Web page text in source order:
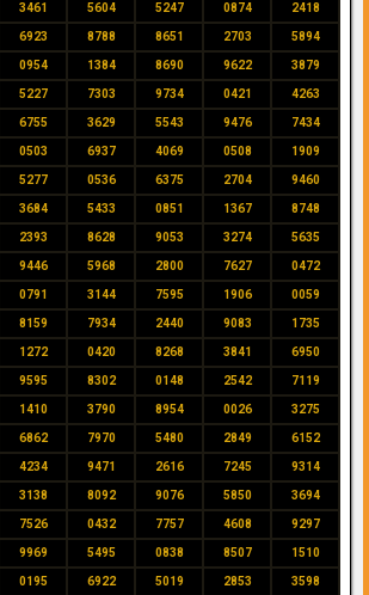
3461 5604 5247 0874 2418
6923 8788 8651 2703 5894
0954 1384 8690 9622 3879
5227 7303 9734 0421 4263
6755 3629 5543 9476 7434
0503 6937 4069 0508 1909
5277 0536 6375 2704 9460
3684 5433 0851 1367 8748
2393 8628 9053 3274 5635
9446 5968 2800 7627 0472
0791 3144 7595 1906 0059
8159 7934 2440 9083 1735
1272 0420 8268 3841 6950
9595 8302 0148 2542 7119
1410 3790 8954 0026 3275
6862 7970 5480 2849 6152
4234 9471 2616 7245 9314
3138 8092 9076 5850 3694
7526 0432 7757 4608 9297
9969 5495 0838 8507 1510
0195 6922 5019 2853 3598